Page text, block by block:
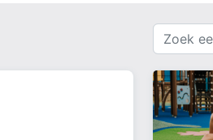
Zoek
een
webshop